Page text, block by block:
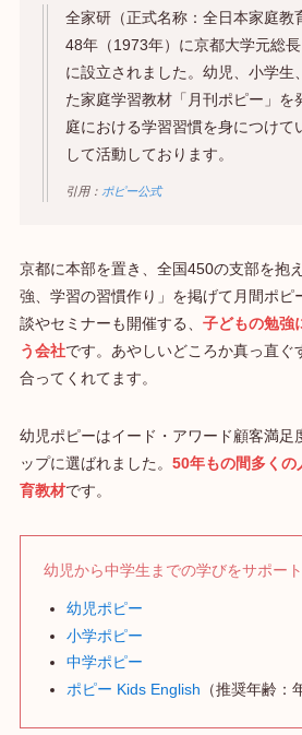
全家研（正式名称：全日本家庭教
48年（1973年）に京都大学元総
に設立されました。幼児、小学生
た家庭学習教材「月刊ポピー」を
庭における学習習慣を身につけて
して活動しております。
引用： ポピー公式
京都に本部を置き、全国450の支部を抱
強、学習の習慣作り」を掲げて月間ポピ
談やセミナーも開催する、 子どもの勉強
う会社です。あやしいどころか真っ直ぐ
合ってくれてます。
幼児ポピーはイード・アワード顧客満足
ップに選ばれました。 50年もの間多くの
育教材です。
幼児から中学生までの学びをサポート
幼児ポピー
小学ポピー
中学ポピー
ポピー Kids English （推奨年齢：